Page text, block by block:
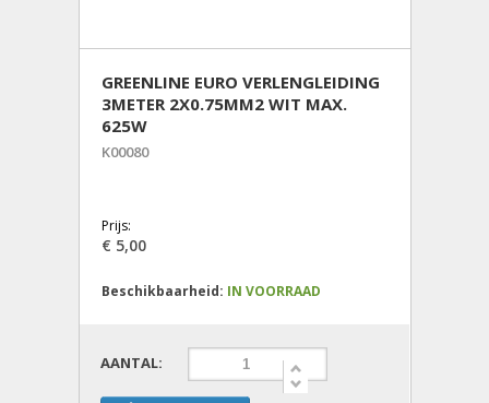
GREENLINE EURO VERLENGLEIDING
3METER 2X0.75MM2 WIT MAX.
625W
K00080
Prijs:
€ 5,00
Beschikbaarheid: IN VOORRAAD
AANTAL: